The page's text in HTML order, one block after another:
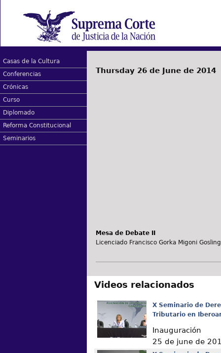
Casas de la Cultura
Conferencias
Crónicas
Curso
Diplomado
Reforma Constitucional
Seminarios
Thursday 26 de June de 2014
Mesa de Debate II
Licenciado Francisco Gorka Migoni
Videos relacionados
X Seminario de
Tributario en
Inauguración
25 de june de